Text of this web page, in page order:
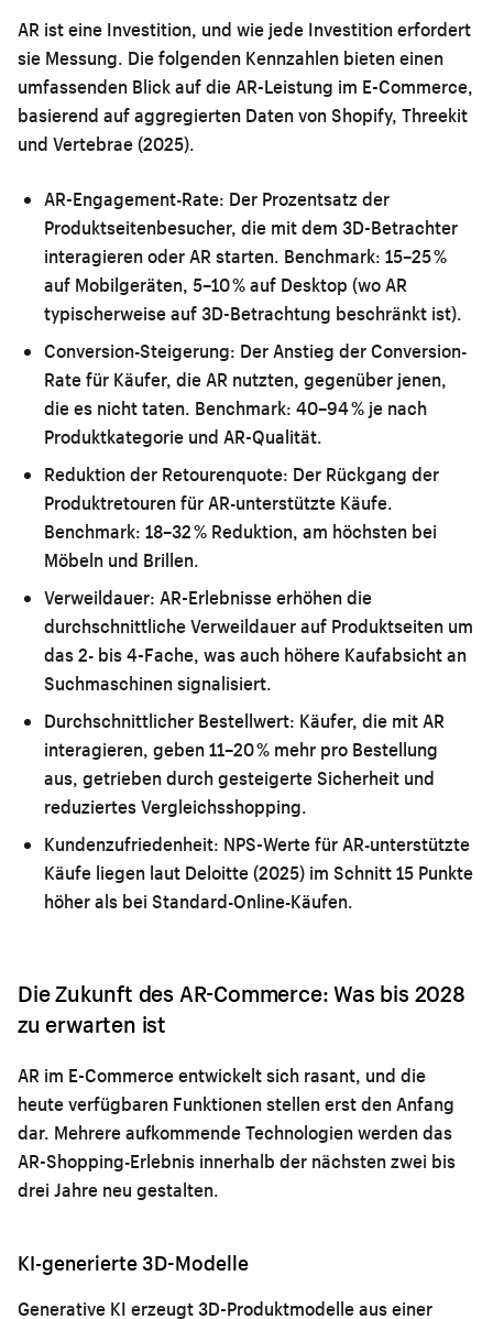
AR ist eine Investition, und wie jede Investition erfordert
sie Messung. Die folgenden Kennzahlen bieten einen
umfassenden Blick auf die AR-Leistung im E-Commerce,
basierend auf aggregierten Daten von Shopify, Threekit
und Vertebrae (2025).
AR-Engagement-Rate: Der Prozentsatz der
Produktseitenbesucher, die mit dem 3D-Betrachter
interagieren oder AR starten. Benchmark: 15–25 %
auf Mobilgeräten, 5–10 % auf Desktop (wo AR
typischerweise auf 3D-Betrachtung beschränkt ist).
Conversion-Steigerung: Der Anstieg der Conversion-
Rate für Käufer, die AR nutzten, gegenüber jenen,
die es nicht taten. Benchmark: 40–94 % je nach
Produktkategorie und AR-Qualität.
Reduktion der Retourenquote: Der Rückgang der
Produktretouren für AR-unterstützte Käufe.
Benchmark: 18–32 % Reduktion, am höchsten bei
Möbeln und Brillen.
Verweildauer: AR-Erlebnisse erhöhen die
durchschnittliche Verweildauer auf Produktseiten um
das 2- bis 4-Fache, was auch höhere Kaufabsicht an
Suchmaschinen signalisiert.
Durchschnittlicher Bestellwert: Käufer, die mit AR
interagieren, geben 11–20 % mehr pro Bestellung
aus, getrieben durch gesteigerte Sicherheit und
reduziertes Vergleichsshopping.
Kundenzufriedenheit: NPS-Werte für AR-unterstützte
Käufe liegen laut Deloitte (2025) im Schnitt 15 Punkte
höher als bei Standard-Online-Käufen.
Die Zukunft des AR-Commerce: Was bis 2028
zu erwarten ist
AR im E-Commerce entwickelt sich rasant, und die
heute verfügbaren Funktionen stellen erst den Anfang
dar. Mehrere aufkommende Technologien werden das
AR-Shopping-Erlebnis innerhalb der nächsten zwei bis
drei Jahre neu gestalten.
KI-generierte 3D-Modelle
Generative KI erzeugt 3D-Produktmodelle aus einer